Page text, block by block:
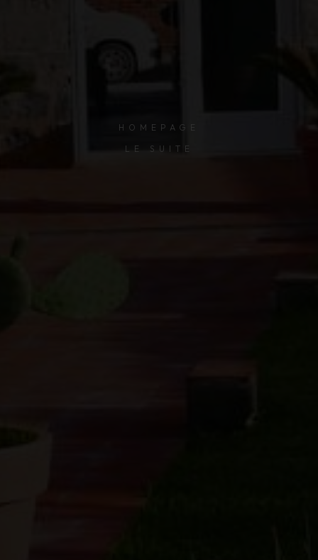
HOMEPAGE
LE SUITE